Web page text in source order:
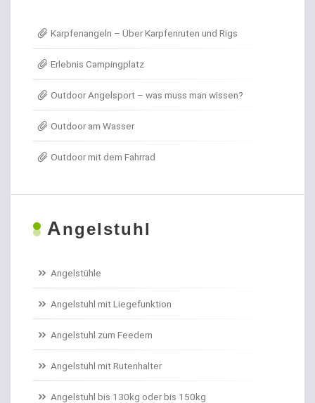
Angel- / Jagd- & Outdoormesser
Angelkoffer
Angelrollen für das Forellenangeln
Angelschnur Dorsch
Angelschnur Feedern
Angelschnur Waller
Karpfenangeln – Über Karpfenruten und Rigs
Erlebnis Campingplatz
Outdoor Angelsport – was muss man wissen?
Outdoor am Wasser
Outdoor mit dem Fahrrad
Angelstuhl
Angelstühle
Angelstuhl mit Liegefunktion
Angelstuhl zum Feedern
Angelstuhl mit Rutenhalter
Angelstuhl bis 130kg oder bis 150kg